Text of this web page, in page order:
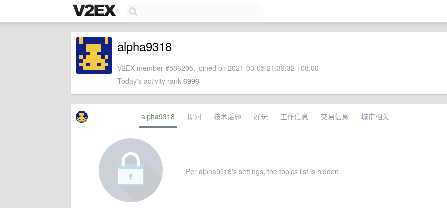
alpha9318
V2EX member #536205, joined on 2021-03-05 21:39:32 +08:00
Today's activity rank 6996
alpha9318 提问 技术话题 好玩 工作信息 交易信息 城市相关
Per alpha9318's settings, the topics list is hidden